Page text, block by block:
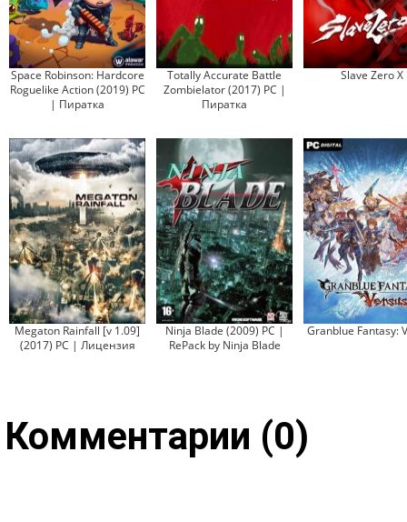
Space Robinson: Hardcore
Roguelike Action (2019) PC
| Пиратка
Totally Accurate Battle
Zombielator (2017) PC |
Пиратка
Slave Zero X
Megaton Rainfall [v 1.09]
(2017) PC | Лицензия
Ninja Blade (2009) PC |
RePack by Ninja Blade
Granblue Fantasy:
Комментарии (0)